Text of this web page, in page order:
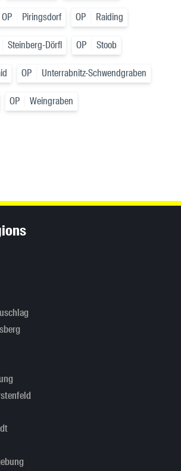
OP Piringsdorf OP Raiding
Steinberg-Dörfl OP Stoob
OP Unterrabnitz-Schwendgraben
OP Weingraben